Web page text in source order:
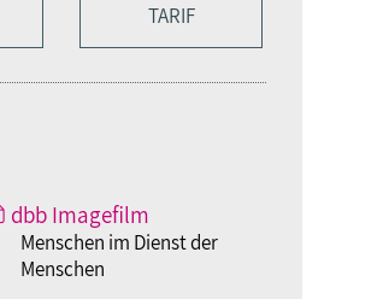
TARIF
dbb Imagefilm
Menschen im Dienst der
Menschen